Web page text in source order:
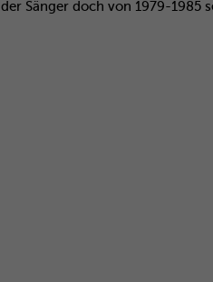
der Sänger doch von 1979-1985